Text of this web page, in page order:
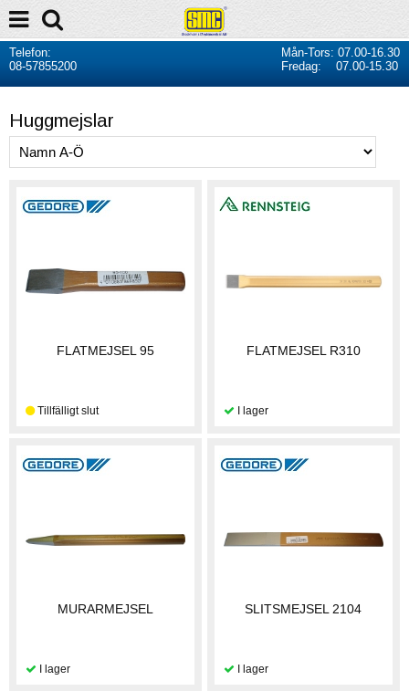
Telefon:
08-57855200
Mån-Tors: 07.00-16.30
Fredag: 07.00-15.30
Huggmejslar
FLATMEJSEL 95 FLATMEJSEL R310
MURARMEJSEL SLITSMEJSEL 2104